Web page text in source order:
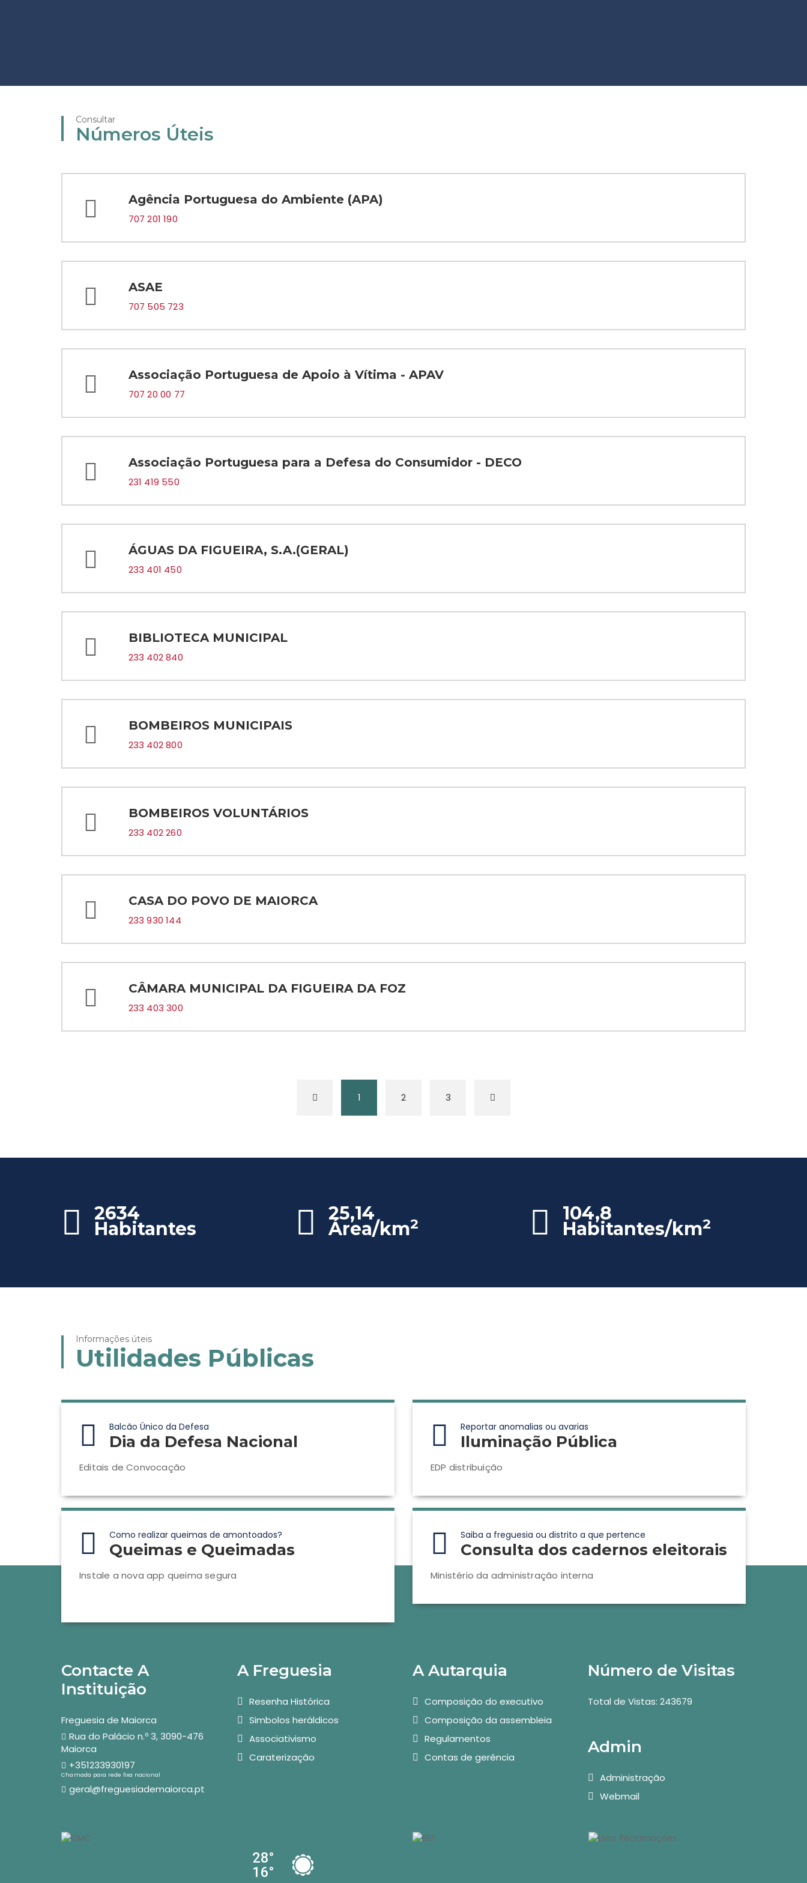
Consultar
Números Úteis
Agência Portuguesa do Ambiente (APA)
707 201 190
ASAE
707 505 723
Associação Portuguesa de Apoio à Vítima - APAV
707 20 00 77
Associação Portuguesa para a Defesa do Consumidor - DECO
231 419 550
ÁGUAS DA FIGUEIRA, S.A.(GERAL)
233 401 450
BIBLIOTECA MUNICIPAL
233 402 840
BOMBEIROS MUNICIPAIS
233 402 800
BOMBEIROS VOLUNTÁRIOS
233 402 260
CASA DO POVO DE MAIORCA
233 930 144
CÂMARA MUNICIPAL DA FIGUEIRA DA FOZ
233 403 300
1 2 3
2634
Habitantes
25,14
Área/km2 104,8
Habitantes/km2
Informações úteis
Utilidades Públicas
Balcão Único da Defesa
Dia da Defesa Nacional
Editais de Convocação
Reportar anomalias ou avarias
Iluminação Pública
EDP distribuição
Como realizar queimas de amontoados?
Queimas e Queimadas
Instale a nova app queima segura
Saiba a freguesia ou distrito a que pertence
Consulta dos cadernos eleitorais
Ministério da administração interna
Contacte A
Instituição
Freguesia de Maiorca
Rua do Palácio n.º 3, 3090-476
Maiorca
+351233930197
Chamada para rede fixa nacional
geral@freguesiademaiorca.pt
A Freguesia
Resenha Histórica
Simbolos heráldicos
Associativismo
Caraterização
A Autarquia
Composição do executivo
Composição da assembleia
Regulamentos
Contas de gerência
Número de Visitas
Total de Vistas: 243679
Admin
Administração
Webmail